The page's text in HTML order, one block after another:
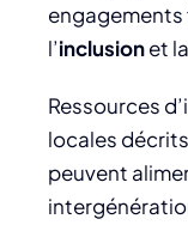
l’inclusionet
Ressources
locales
peuvent